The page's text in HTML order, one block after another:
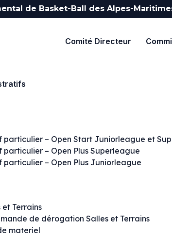
de Basket-Ball des Alpes-
Comité Directeur
particulier – Open Start Juniorleague et
particulier – Open Plus Superleague
particulier – Open Plus Juniorleague
et Terrains
de dérogation Salles et Terrains
materiel